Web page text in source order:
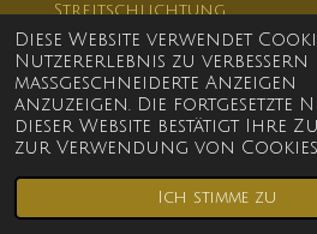
Diese Website verwendet
Nutzererlebnis zu verbessern
maßgeschneiderte Anzeigen
anzuzeigen. Die fortgesetzte
dieser Website bestätigt Ihre
zur Verwendung von Cookies.
Ich stimme zu
Streitschlichtung
Impressum
© 2021 - 2026 Skøl
Facebook